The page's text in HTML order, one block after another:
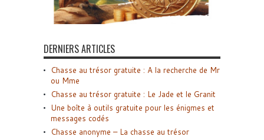
DERNIERS ARTICLES
Chasse au trésor gratuite : A la recherche de Mr
ou Mme
Chasse au trésor gratuite : Le Jade et le Granit
Une boîte à outils gratuite pour les énigmes et
messages codés
Chasse anonyme – La chasse au trésor